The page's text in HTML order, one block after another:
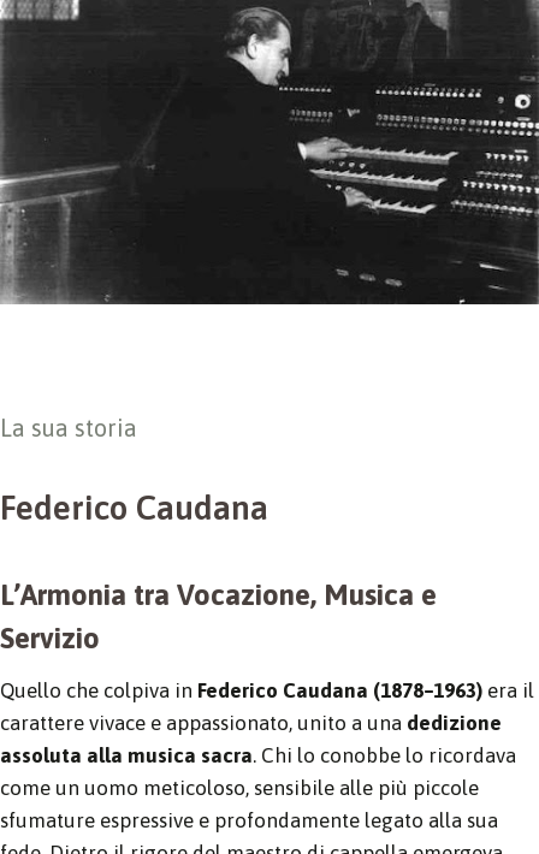
La sua storia
Federico Caudana
L’Armonia tra Vocazione, Musica e
Servizio
Quello che colpiva in Federico Caudana (1878–1963) era il
carattere vivace e appassionato, unito a una dedizione
assoluta alla musica sacra. Chi lo conobbe lo ricordava
come un uomo meticoloso, sensibile alle più piccole
sfumature espressive e profondamente legato alla sua